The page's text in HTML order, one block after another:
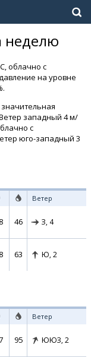
неделю
облачно с
на уровне
западный 4 м/
с
юго-западный 3
Ветер
46 З, 4
63 Ю, 2
Ветер
95 ЮЮЗ, 2